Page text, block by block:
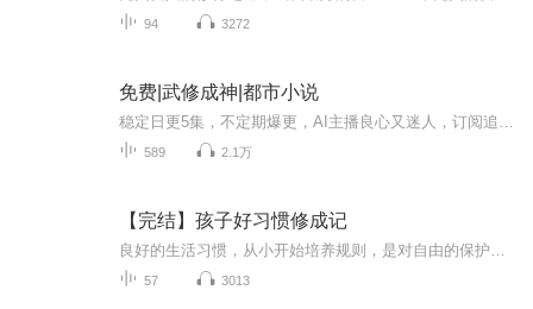
94 3272
免费|武修成神|都市小说
589 2.1万
【完结】孩子好习惯修成记
57 3013